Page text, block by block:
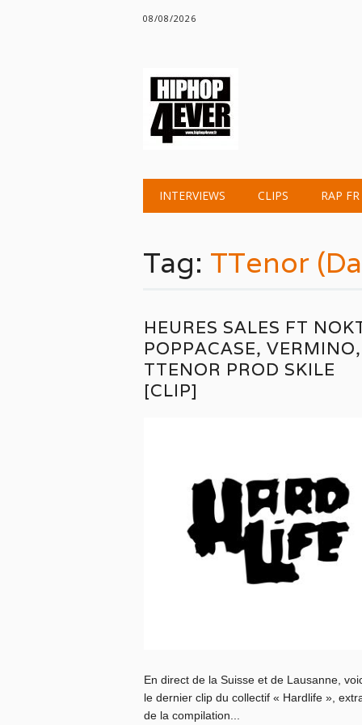
08/08/2026
Main menu
INTERVIEWS CLIPS RAP FR
Tag: TTenor
HEURES SALES FT
POPPACASE, VERMINO,
TTENOR PROD SKILE
[CLIP]
En direct de la Suisse et de Lausanne,
le dernier clip du collectif « Hardlife »,
de la compilation...